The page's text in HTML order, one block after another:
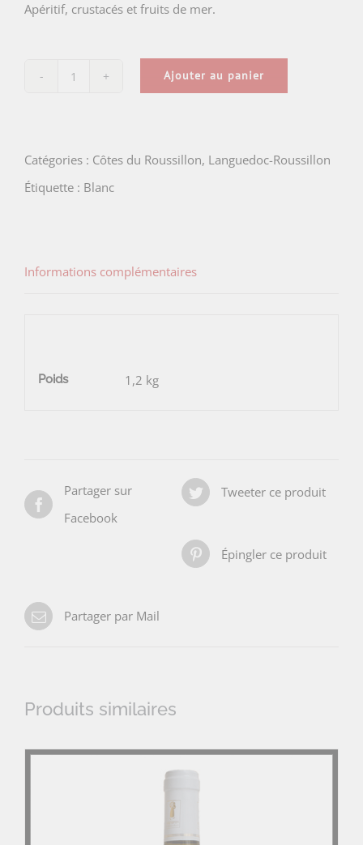
Apéritif, crustacés et fruits de mer.
Ajouter au panier
Catégories : Côtes du Roussillon, Languedoc-Roussillon
Étiquette : Blanc
Informations complémentaires
Poids 1,2 kg
Partager sur
Facebook
Tweeter ce produit
Épingler ce produit
Partager par Mail
Produits similaires